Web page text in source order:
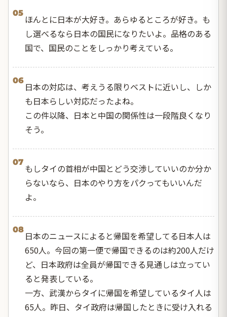
05
ほんとに日本が大好き。あらゆるところが好き。も
し選べるなら日本の国民になりたいよ。品格のある
国で、国民のことをしっかり考えている。
06
日本の対応は、考えうる限りベストに近いし、しか
も日本らしい対応だったよね。
この件以降、日本と中国の関係性は一段階良くなり
そう。
07
もしタイの首相が中国とどう交渉していいのか分か
らないなら、日本のやり方をパクってもいいんだ
よ。
08
日本のニュースによると帰国を希望してる日本人は
650人。今回の第一便で帰国できるのは約200人だけ
ど、日本政府は全員が帰国できる見通しは立ってい
ると発表している。
一方、武漢からタイに帰国を希望しているタイ人は
65人。昨日、タイ政府は帰国したときに受け入れる